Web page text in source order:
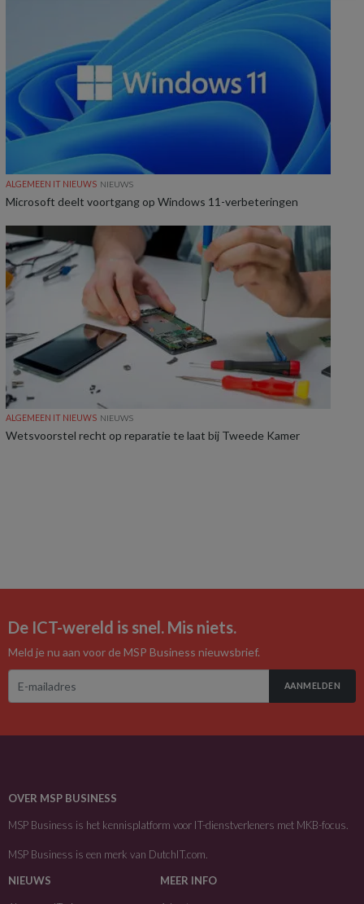
ALGEMEEN IT NIEUWS NIEUWS
Microsoft deelt voortgang op Windows 11-verbeteringen
ALGEMEEN IT NIEUWS NIEUWS
Wetsvoorstel recht op reparatie te laat bij Tweede Kamer
De ICT-wereld is snel. Mis niets.
Meld je nu aan voor de MSP Business nieuwsbrief.
AANMELDEN
OVER MSP BUSINESS
MSP Business is het kennisplatform voor IT-dienstverleners met MKB-focus.
MSP Business is een merk van DutchIT.com.
NIEUWS
MEER INFO